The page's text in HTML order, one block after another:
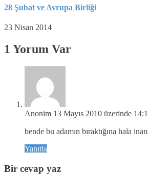
28 Şubat ve Avrupa Birliği
23 Nisan 2014
1 Yorum Var
Anonim 13 Mayıs 2010 üzerinde
bende bu adamın bıraktığına hala
Yanıtla
Bir cevap yaz